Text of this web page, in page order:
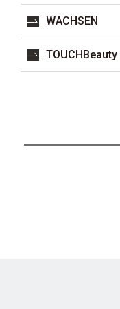
WACHSEN
TOUCHBeauty